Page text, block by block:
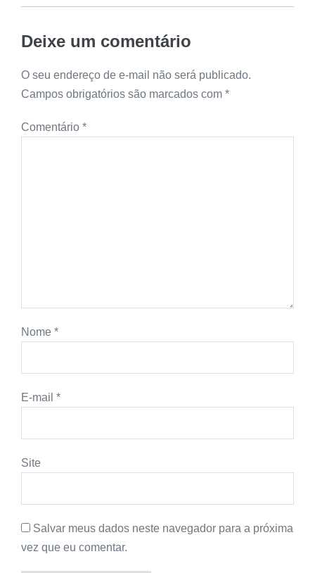
Deixe um comentário
O seu endereço de e-mail não será publicado.
Campos obrigatórios são marcados com *
Comentário *
Nome *
E-mail *
Site
Salvar meus dados neste navegador para a próxima
vez que eu comentar.